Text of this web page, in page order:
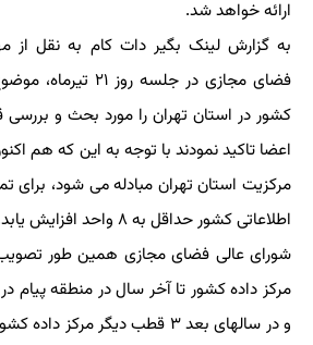
ارائه خواهد شد.
به گزارش لینک بگیر دات کام به نقل از
فضای مجازی در جلسه
کشور در استان تهران را مورد بحث و بررسی
اعضا تاکید نمودند با توجه به این که هم
مرکزیت استان تهران مبادله می شود، برای
اطلاعاتی کشور حداقل به ۸ واحد افزایش یابد.
شورای عالی فضای مجازی همین طور
مرکز داده کشور تا آخر سال در منطقه پیام
و در سالهای بعد ۳ قطب دیگر